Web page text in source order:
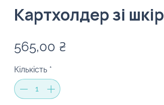
Картхолдер зі
565,00 ₴
Кількість *